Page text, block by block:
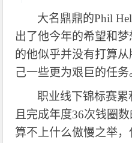
大名鼎鼎的Phil
出了他今年的希望和
的他似乎并没有打算
己一些更为艰巨的任务
职业线下锦标赛累
且完成年度36次钱圈
算不上什么傲慢之举